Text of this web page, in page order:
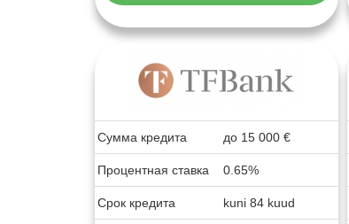
Сумма кредита до 15 000 €
Процентная ставка 0.65%
Срок кредита
kuni 84 kuud